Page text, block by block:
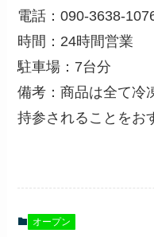
電話：090-3638-
時間：24時間営業
駐車場：7台分
備考：商品は全て冷
持参されることをお
オープン